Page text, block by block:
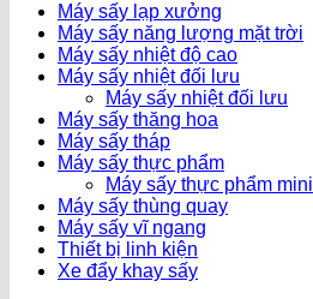
Máy sấy lạp xưởng
Máy sấy năng lượng mặt trời
Máy sấy nhiệt độ cao
Máy sấy nhiệt đối lưu
Máy sấy nhiệt đối lưu
Máy sấy thăng hoa
Máy sấy tháp
Máy sấy thực phẩm
Máy sấy thực phẩm mini
Máy sấy thùng quay
Máy sấy vĩ ngang
Thiết bị linh kiện
Xe đẩy khay sấy